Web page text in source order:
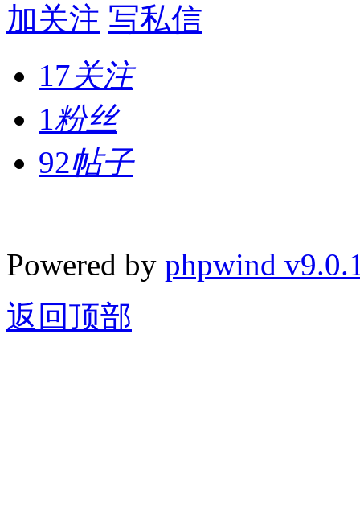
加关注 写私信
17关注
1粉丝
92帖子
Powered by phpwind
返回顶部